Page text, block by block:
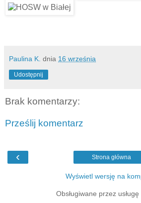
Paulina K. dnia 16 września
Udostępnij
Brak komentarzy:
Prześlij komentarz
‹ Strona główna
Wyświetl wersję na
Obsługiwane przez usługę